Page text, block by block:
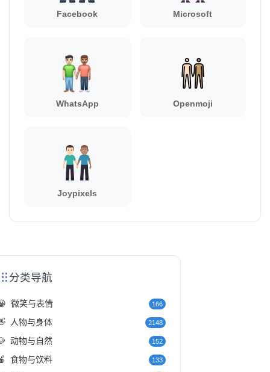
Facebook Microsoft
WhatsApp Openmoji
Joypixels
分类导航
微笑与表情 166
人物与身体 2148
动物与自然 152
食物与饮料 133